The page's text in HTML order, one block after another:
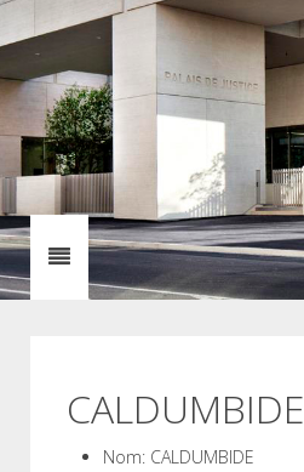
CALDUMBIDE
Nom: CALDUMBIDE